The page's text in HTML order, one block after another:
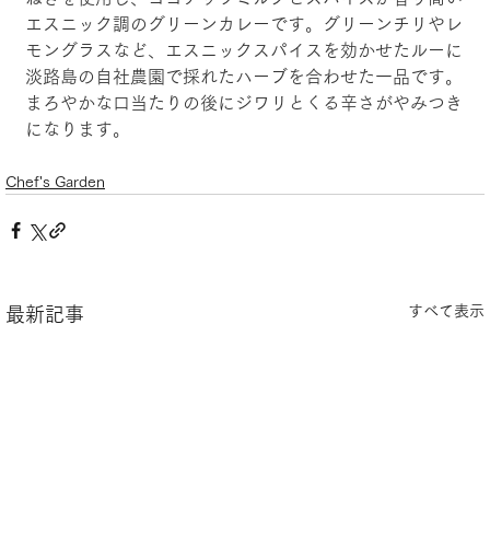
エスニック調のグリーンカレーです。グリーンチリやレ
モングラスなど、エスニックスパイスを効かせたルーに
淡路島の自社農園で採れたハーブを合わせた一品です。
まろやかな口当たりの後にジワリとくる辛さがやみつき
になります。
Chef's Garden
最新記事 すべて表示